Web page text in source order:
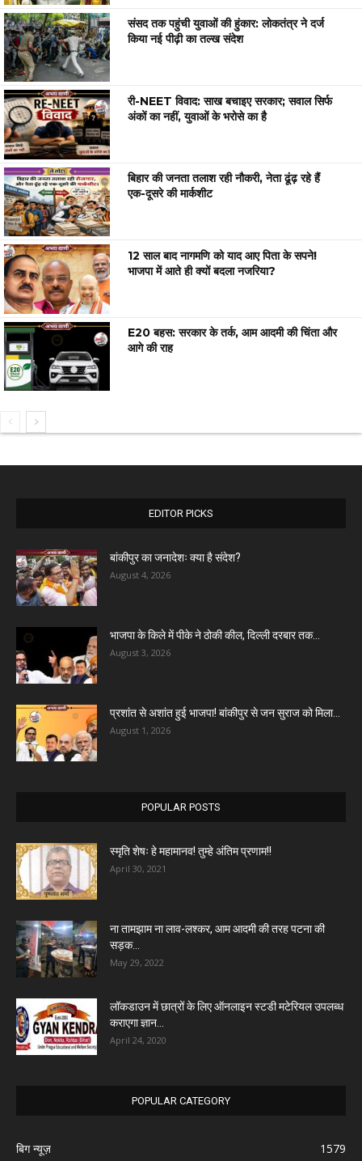
संसद तक पहुंची युवाओं की हुंकार: लोकतंत्र ने दर्ज
किया नई पीढ़ी का तल्ख संदेश
री-NEET विवाद: साख बचाइए सरकार; सवाल सिर्फ
अंकों का नहीं, युवाओं के भरोसे का है
बिहार की जनता तलाश रही नौकरी, नेता ढूंढ़ रहे हैं
एक-दूसरे की मार्कशीट
12 साल बाद नागमणि को याद आए पिता के सपने!
भाजपा में आते ही क्यों बदला नजरिया?
E20 बहस: सरकार के तर्क, आम आदमी की चिंता और
आगे की राह
EDITOR PICKS
बांकीपुर का जनादेशः क्या है संदेश?
August 4, 2026
भाजपा के किले में पीके ने ठोकी कील, दिल्ली दरबार तक...
August 3, 2026
प्रशांत से अशांत हुई भाजपा! बांकीपुर से जन सुराज को मिला...
August 1, 2026
POPULAR POSTS
स्मृति शेषः हे महामानव! तुम्हे अंतिम प्रणाम!!
April 30, 2021
ना तामझाम ना लाव-लश्कर, आम आदमी की तरह पटना की
सड़क...
May 29, 2022
लॉकडाउन में छात्रों के लिए ऑनलाइन स्टडी मटेरियल उपलब्ध
कराएगा ज्ञान...
April 24, 2020
POPULAR CATEGORY
बिग न्यूज़
1579